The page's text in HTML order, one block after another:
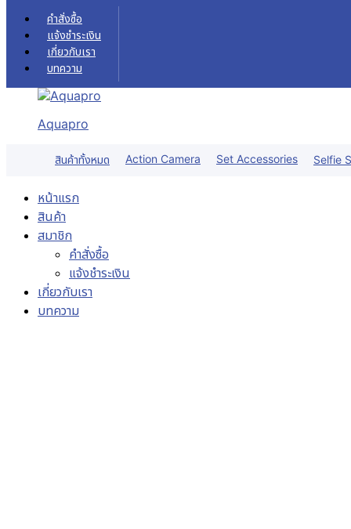
Skip to content
คำสั่งซื้อ
แจ้งชำระเงิน
เกี่ยวกับเรา
บทความ
Aquapro
สินค้าทั้งหมด Action Camera Set Accessories Selfie
หน้าแรก
สินค้า
สมาชิก
คำสั่งซื้อ
แจ้งชำระเงิน
เกี่ยวกับเรา
บทความ